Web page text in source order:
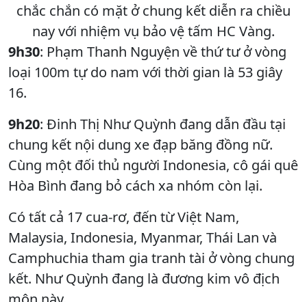
chắc chắn có mặt ở chung kết diễn ra chiều
nay với nhiệm vụ bảo vệ tấm HC Vàng.
9h30: Phạm Thanh Nguyện về thứ tư ở vòng
loại 100m tự do nam với thời gian là 53 giây
16.
9h20: Đinh Thị Như Quỳnh đang dẫn đầu tại
chung kết nội dung xe đạp băng đồng nữ.
Cùng một đối thủ người Indonesia, cô gái quê
Hòa Bình đang bỏ cách xa nhóm còn lại.
Có tất cả 17 cua-rơ, đến từ Việt Nam,
Malaysia, Indonesia, Myanmar, Thái Lan và
Camphuchia tham gia tranh tài ở vòng chung
kết. Như Quỳnh đang là đương kim vô địch